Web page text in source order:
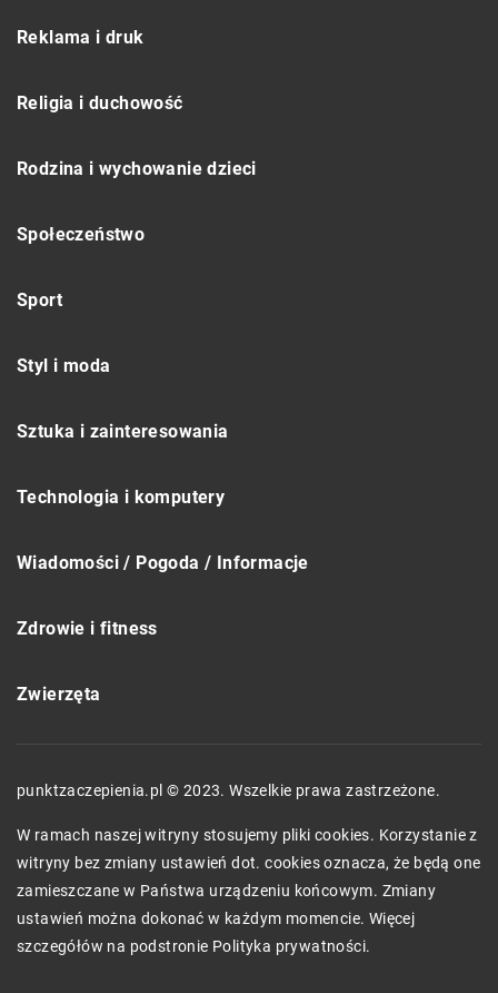
Reklama i druk
Religia i duchowość
Rodzina i wychowanie dzieci
Społeczeństwo
Sport
Styl i moda
Sztuka i zainteresowania
Technologia i komputery
Wiadomości / Pogoda / Informacje
Zdrowie i fitness
Zwierzęta
punktzaczepienia.pl © 2023. Wszelkie prawa zastrzeżone.
W ramach naszej witryny stosujemy pliki cookies. Korzystanie z
witryny bez zmiany ustawień dot. cookies oznacza, że będą one
zamieszczane w Państwa urządzeniu końcowym. Zmiany
ustawień można dokonać w każdym momencie. Więcej
szczegółów na podstronie Polityka prywatności.